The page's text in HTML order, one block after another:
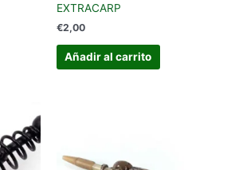
EXTRACARP
€2,00
Añadir al carrito
producto
tiene
múltiples